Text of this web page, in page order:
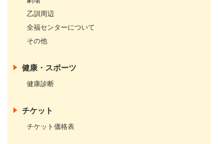
乙訓周辺
全福センターについて
その他
健康・スポーツ
健康診断
チケット
チケット価格表